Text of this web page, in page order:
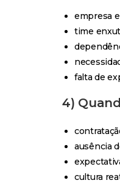
empresa
time
falta de
4)
ausência
cultura